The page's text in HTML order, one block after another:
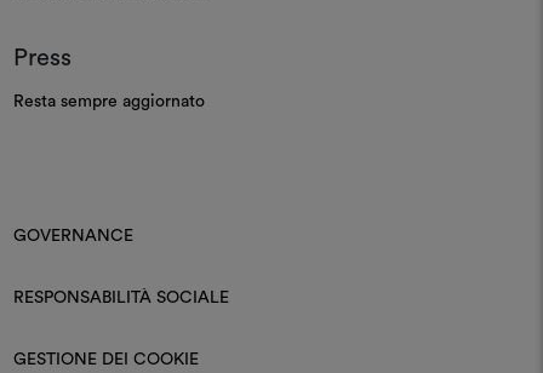
Press
Resta sempre aggiornato
GOVERNANCE
RESPONSABILITÀ SOCIALE
GESTIONE DEI COOKIE